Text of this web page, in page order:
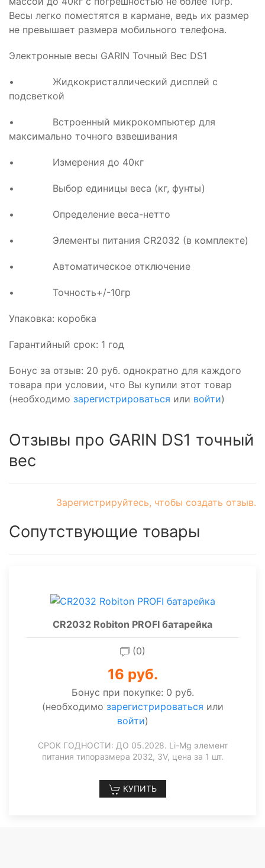
Весы легко поместятся в кармане, ведь их размер
не превышает размера мобильного телефона.
Электронные весы GARIN Точный Вес DS1
• Жидкокристаллический дисплей с
подсветкой
• Встроенный микрокомпьютер для
максимально точного взвешивания
• Измерения до 40кг
• Выбор единицы веса (кг, фунты)
• Определение веса-нетто
• Элементы питания CR2032 (в комплекте)
• Автоматическое отключение
• Точность+/-10гр
Упаковка: коробка
Гарантийный срок: 1 год
Бонус за отзыв: 20 руб. однократно для каждого
товара при условии, что Вы купили этот товар
(необходимо зарегистрироваться или войти)
Отзывы про GARIN DS1 точный
вес
Зарегистрируйтесь, чтобы создать отзыв.
Сопутствующие товары
CR2032 Robiton PROFI батарейка
(0)
16 руб.
Бонус при покупке: 0 руб.
(необходимо зарегистрироваться или
войти)
СРОК ГОДНОСТИ: ДО 05.2028. Li-Mg элемент
питания типоразмера 2032, 3V, цена за 1 шт.
КУПИТЬ